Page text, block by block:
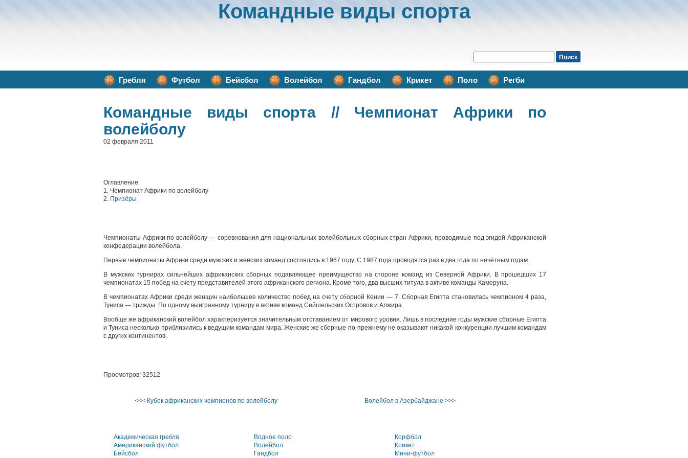
Командные виды спорта
Гребля Футбол Бейсбол Волейбол Гандбол Крикет Поло Регби
Командные виды спорта // Чемпионат Африки по
волейболу
02 февраля 2011
Оглавление:
1. Чемпионат Африки по волейболу
2. Призёры
Чемпионаты Африки по волейболу — соревнования для национальных волейбольных сборных стран Африки, проводимые под эгидой Африканской
конфедерации волейбола.
Первые чемпионаты Африки среди мужских и женских команд состоялись в 1967 году. С 1987 года проводятся раз в два года по нечётным годам.
В мужских турнирах сильнейших африканских сборных подавляющее преимущество на стороне команд из Северной Африки. В прошедших 17
чемпионатах 15 побед на счету представителей этого африканского региона. Кроме того, два высших титула в активе команды Камеруна.
В чемпионатах Африки среди женщин наибольшее количество побед на счету сборной Кении — 7. Сборная Египта становилась чемпионом 4 раза,
Туниса — трижды. По одному выигранному турниру в активе команд Сейшельских Островов и Алжира.
Вообще же африканский волейбол характеризуется значительным отставанием от мирового уровня. Лишь в последние годы мужские сборные Египта
и Туниса несколько приблизились к ведущим командам мира. Женские же сборные по-прежнему не оказывают никакой конкуренции лучшим командам
с других континентов.
Просмотров: 32512
<<< Кубок африканских чемпионов по волейболу Волейбол в Азербайджане >>>
Академическая гребля
Американский футбол
Бейсбол
Водное поло
Волейбол
Гандбол
Корфбол
Крикет
Мини-футбол